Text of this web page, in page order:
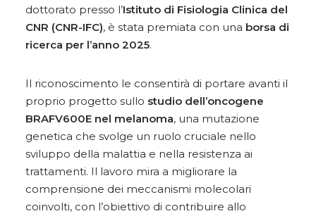
dottorato presso l’Istituto di Fisiologia Clinica del
CNR (CNR-IFC), è stata premiata con una borsa di
ricerca per l’anno 2025.
Il riconoscimento le consentirà di portare avanti il
proprio progetto sullo studio dell’oncogene
BRAFV600E nel melanoma, una mutazione
genetica che svolge un ruolo cruciale nello
sviluppo della malattia e nella resistenza ai
trattamenti. Il lavoro mira a migliorare la
comprensione dei meccanismi molecolari
coinvolti, con l’obiettivo di contribuire allo